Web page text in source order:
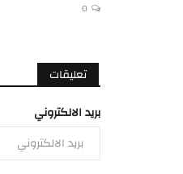
0
تعليقات
بريد الالكتروني